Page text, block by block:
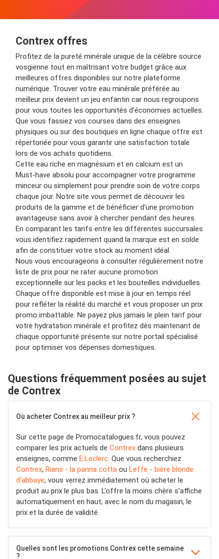
Contrex offres
Profitez de la pureté minérale unique de la célèbre source
vosgienne tout en maîtrisant votre budget grâce aux
meilleures offres disponibles sur notre plateforme
numérique. Trouver votre eau minérale préférée au
meilleur prix devient un jeu enfantin car nous regroupons
pour vous toutes les opportunités d'économies actuelles.
Que vous fassiez vos courses dans des enseignes
physiques ou sur des boutiques en ligne chaque offre est
répertoriée pour vous garantir une satisfaction totale
lors de vos achats quotidiens.
Cette eau riche en magnésium et en calcium est un
Must-have absolu pour accompagner votre programme
minceur ou simplement pour prendre soin de votre corps
chaque jour. Notre site vous permet de découvrir les
produits de la gamme et de bénéficier d'une promotion
avantageuse sans avoir à chercher pendant des heures.
En comparant les tarifs entre les différentes succursales
vous identifiez rapidement quand la marque est en solde
afin de constituer votre stock au moment idéal.
Nous vous encourageons à consulter régulièrement notre
liste de prix pour ne rater aucune promotion
exceptionnelle sur les packs et les bouteilles individuelles.
Chaque offre disponible est mise à jour en temps réel
pour refléter la réalité du marché et vous proposer un prix
promo imbattable. Ne payez plus jamais le plein tarif pour
votre hydratation minérale et profitez dès maintenant de
chaque opportunité présente sur notre portail spécialisé
pour optimiser vos dépenses domestiques.
Questions fréquemment posées au sujet
de Contrex
Où acheter Contrex au meilleur prix ?
Sur cette page de Promocatalogues.fr, vous pouvez
comparer les prix actuels de Contrex dans plusieurs
enseignes, comme E.Leclerc. Que vous recherchiez
Contrex, Rians - la panna cotta ou Leffe - bière blonde
d'abbaye, vous verrez immédiatement où acheter le
produit au prix le plus bas. L’offre la moins chère s’affiche
automatiquement en haut, avec le nom du magasin, le
prix et la durée de validité.
Quelles sont les promotions Contrex cette semaine
?